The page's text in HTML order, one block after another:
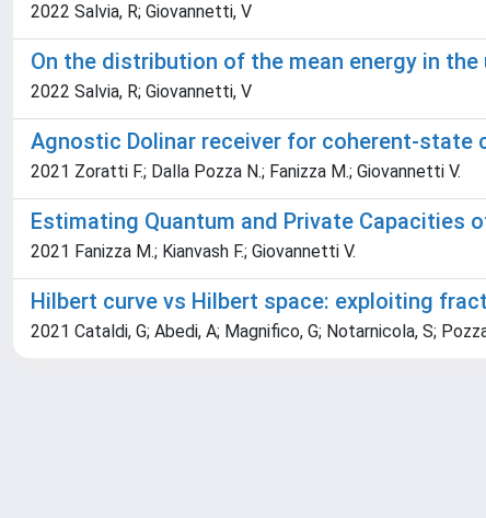
2022 Salvia, R; Giovannetti, V
On the distribution of the mean energy in
2022 Salvia, R; Giovannetti, V
Agnostic Dolinar receiver for coherent-state
2021 Zoratti F.; Dalla Pozza N.; Fanizza M.; Giovannetti V.
Estimating Quantum and Private Capacities
2021 Fanizza M.; Kianvash F.; Giovannetti V.
Hilbert curve vs Hilbert space: exploiting
2021 Cataldi, G; Abedi, A; Magnifico, G; Notarnicola, S;